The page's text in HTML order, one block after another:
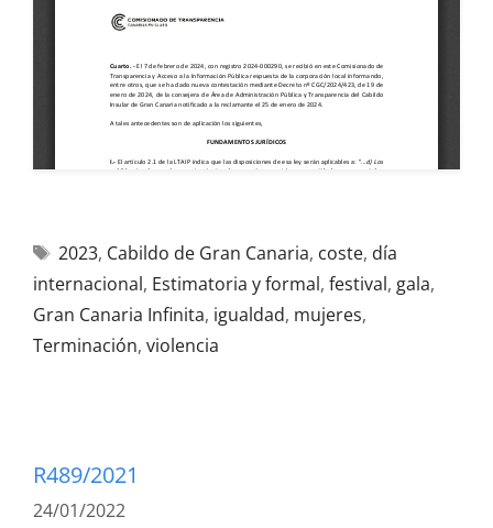
2023, Cabildo de Gran Canaria, coste, día
internacional, Estimatoria y formal, festival, gala,
Gran Canaria Infinita, igualdad, mujeres,
Terminación, violencia
R489/2021
24/01/2022